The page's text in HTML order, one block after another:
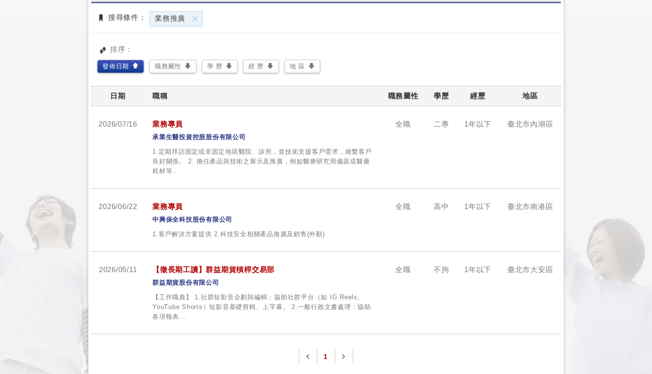
搜尋條件： 業務推廣
排序：
發佈日期 職務屬性 學 歷 經 歷 地 區
日期 職稱 職務屬性 學歷 經歷 地區
2026/07/16 業務專員
承業生醫投資控股股份有限公司
1.定期拜訪固定或非固定地區醫院、診所，並技術支援客戶需求，維繫客戶
良好關係。 2. 擔任產品與技術之展示及推廣，例如醫療研究用儀器或醫藥
耗材等...
全職 二專 1年以下 臺北市內湖區
2026/06/22 業務專員
中興保全科技股份有限公司
1.客戶解決方案提供 2.科技安全相關產品推廣及銷售(外勤)
全職 高中 1年以下 臺北市南港區
2026/05/11 【徵長期工讀】群益期貨槓桿交易部
群益期貨股份有限公司
【工作職責】 1.社群短影音企劃與編輯：協助社群平台（如 IG Reels,
YouTube Shorts）短影音基礎剪輯、上字幕。 2.一般行政文書處理：協助
各項報表...
全職 不拘 1年以下 臺北市大安區
1